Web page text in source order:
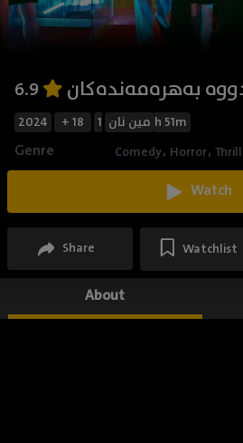
بەهرەمەندەکان
2024 + 18 مین نان 1h 51m
Genre Comedy, Horror,
Watch
Share Watchlist
About